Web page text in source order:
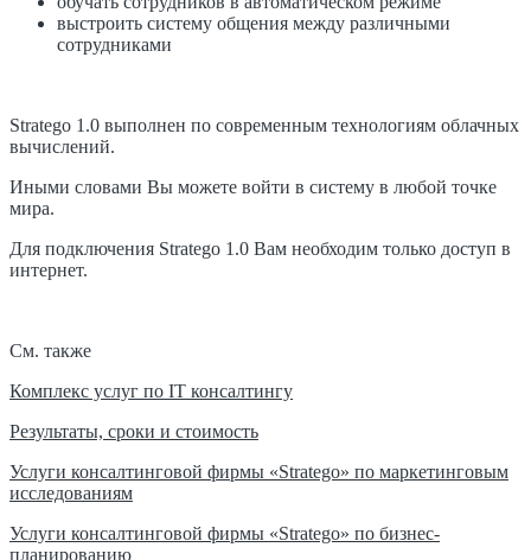
выстроить систему общения между различными
сотрудниками
Stratego 1.0 выполнен по современным технологиям облачных
вычислений.
Иными словами Вы можете войти в систему в любой точке
мира.
Для подключения Stratego 1.0 Вам необходим только доступ в
интернет.
См. также
Комплекс услуг по IT консалтингу
Результаты, сроки и стоимость
Услуги консалтинговой фирмы «Stratego» по маркетинговым
исследованиям
Услуги консалтинговой фирмы «Stratego» по бизнес-
планированию